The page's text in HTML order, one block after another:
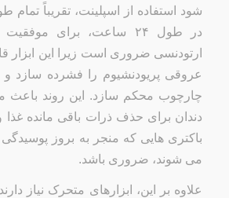
در طول ۲۴ ساعت، برای
ارتودنسی ضروری است زیرا این ابزار
عروقی پریودنشیوم را فشرده سازد و
چارچوب محکم سازد. این روند
دندان برای حذف ذرات باقی مانده غذا
باکتری هایی که منجر به بروز پوسیدگی
می شوند، ضروری باشد.
علاوه بر این، ابزارهای متحرک نیاز